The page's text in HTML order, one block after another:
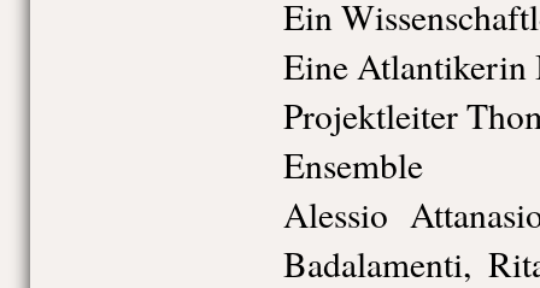
Ein
Eine Atlantikerin
Projektleiter
Ensemble
Alessio
Badalamenti,